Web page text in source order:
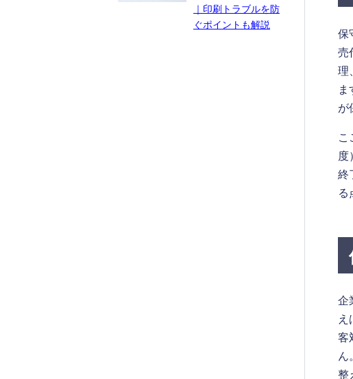
｜印刷トラブルを防
ぐポイントも解説
保
売
理
ま
が
こ
度
終
る
企
え
客
ん
整